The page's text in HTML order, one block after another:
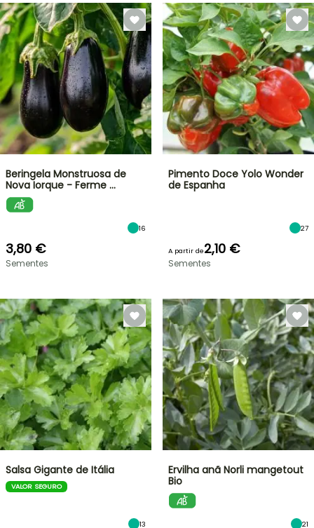
Beringela Monstruosa de
Nova Iorque - Ferme …
16
3,80 €
Sementes
Pimento Doce Yolo Wonder
de Espanha
27
A partir de2,10 €
Sementes
Salsa Gigante de Itália
VALOR SEGURO
13
Ervilha anã Norli mangetout
Bio
21